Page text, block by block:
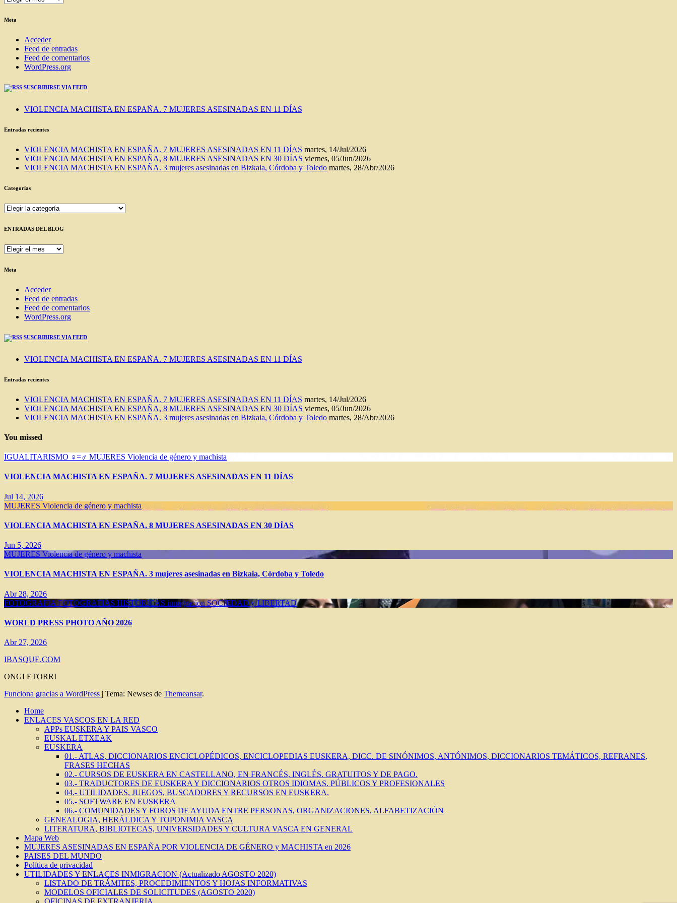
BLOG
Meta
Acceder
Feed de entradas
Feed de comentarios
WordPress.org
SUSCRIBIRSE VIA FEED
VIOLENCIA MACHISTA EN ESPAÑA. 7 MUJERES ASESINADAS EN 11 DÍAS
Entradas recientes
VIOLENCIA MACHISTA EN ESPAÑA. 7 MUJERES ASESINADAS EN 11 DÍAS martes, 14/Jul/2026
VIOLENCIA MACHISTA EN ESPAÑA, 8 MUJERES ASESINADAS EN 30 DÍAS viernes, 05/Jun/2026
VIOLENCIA MACHISTA EN ESPAÑA. 3 mujeres asesinadas en Bizkaia, Córdoba y Toledo martes, 28/Abr/2026
Categorías
Categorías
ENTRADAS DEL BLOG
ENTRADAS
BLOG
Meta
Acceder
Feed de entradas
Feed de comentarios
WordPress.org
SUSCRIBIRSE VIA FEED
VIOLENCIA MACHISTA EN ESPAÑA. 7 MUJERES ASESINADAS EN 11 DÍAS
Entradas recientes
VIOLENCIA MACHISTA EN ESPAÑA. 7 MUJERES ASESINADAS EN 11 DÍAS martes, 14/Jul/2026
VIOLENCIA MACHISTA EN ESPAÑA, 8 MUJERES ASESINADAS EN 30 DÍAS viernes, 05/Jun/2026
VIOLENCIA MACHISTA EN ESPAÑA. 3 mujeres asesinadas en Bizkaia, Córdoba y Toledo martes, 28/Abr/2026
You missed
IGUALITARISMO ♀=♂ MUJERES Violencia de género y machista
VIOLENCIA MACHISTA EN ESPAÑA. 7 MUJERES ASESINADAS EN 11 DÍAS
Jul 14, 2026
MUJERES Violencia de género y machista
VIOLENCIA MACHISTA EN ESPAÑA, 8 MUJERES ASESINADAS EN 30 DÍAS
Jun 5, 2026
MUJERES Violencia de género y machista
VIOLENCIA MACHISTA EN ESPAÑA. 3 mujeres asesinadas en Bizkaia, Córdoba y Toledo
Abr 28, 2026
FOTOGRAFIA FOTOGRAFIAS HISTORICAS inmigracionSOCIEDAD y LIBERTAD
WORLD PRESS PHOTO AÑO 2026
Abr 27, 2026
IBASQUE.COM
ONGI ETORRI
Funciona gracias a WordPress | Tema: Newses de Themeansar.
Home
ENLACES VASCOS EN LA RED
APPs EUSKERA Y PAIS VASCO
EUSKAL ETXEAK
EUSKERA
01.- ATLAS, DICCIONARIOS ENCICLOPÉDICOS, ENCICLOPEDIAS EUSKERA, DICC. DE SINÓNIMOS, ANTÓNIMOS, DICCIONARIOS TEMÁTICOS, REFRANES,
FRASES HECHAS
02.- CURSOS DE EUSKERA EN CASTELLANO, EN FRANCÉS, INGLÉS. GRATUITOS Y DE PAGO.
03.- TRADUCTORES DE EUSKERA Y DICCIONARIOS OTROS IDIOMAS. PÚBLICOS Y PROFESIONALES
04.- UTILIDADES, JUEGOS, BUSCADORES Y RECURSOS EN EUSKERA.
05.- SOFTWARE EN EUSKERA
06.- COMUNIDADES Y FOROS DE AYUDA ENTRE PERSONAS, ORGANIZACIONES, ALFABETIZACIÓN
GENEALOGIA, HERÁLDICA Y TOPONIMIA VASCA
LITERATURA, BIBLIOTECAS, UNIVERSIDADES Y CULTURA VASCA EN GENERAL
Mapa Web
MUJERES ASESINADAS EN ESPAÑA POR VIOLENCIA DE GÉNERO y MACHISTA en 2026
PAISES DEL MUNDO
Política de privacidad
UTILIDADES Y ENLACES INMIGRACION (Actualizado AGOSTO 2020)
LISTADO DE TRÁMITES, PROCEDIMIENTOS Y HOJAS INFORMATIVAS
MODELOS OFICIALES DE SOLICITUDES (AGOSTO 2020)